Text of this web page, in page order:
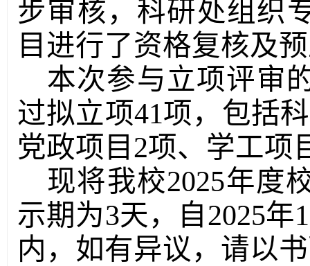
步审核，科研处组织
目进行了资格复核及
本次参与立项评审
过拟立项41项，包括
党政项目2项、学工项
现将我校2025年度
示期为3天，自2025年
内，如有异议，请以